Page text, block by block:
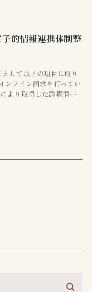
的情報連携体制整
して以下の項目に取り
ンライン請求を行ってい
より取得した診療情報